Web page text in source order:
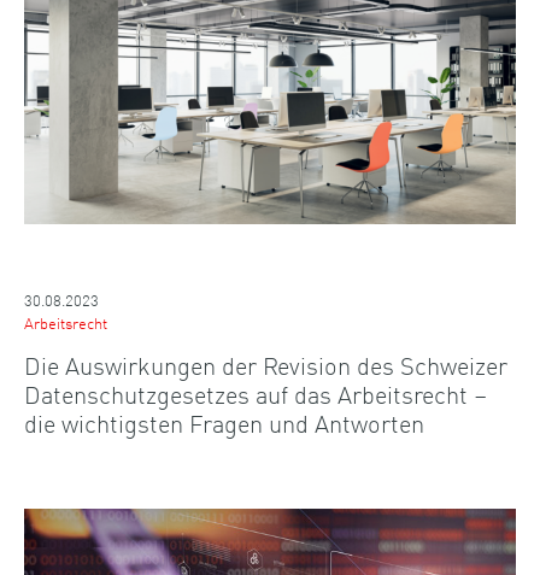
30.08.2023
Arbeitsrecht
Die Auswirkungen der Revision des Schweizer
Datenschutzgesetzes auf das Arbeitsrecht –
die wichtigsten Fragen und Antworten